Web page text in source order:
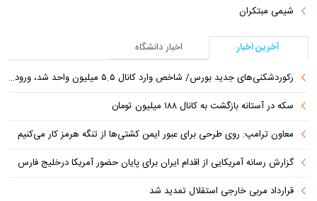
شیمی مبتکران
آخرین اخبار
اخبار دانشگاه
رکوردشکنی‌های جدید بورس/ شاخص وارد کانال ۵.۵ میلیون واحد شد، ورود ۹ همت پول حقیقی
سکه در آستانه بازگشت به کانال ۱۸۸ میلیون تومان
معاون ترامپ: روی طرحی برای عبور ایمن کشتی‌ها از تنگه هرمز کار می‌کنیم
گزارش رسانه آمریکایی از اقدام ایران برای پایان حضور آمریکا درخلیج فارس
قرارداد مربی خارجی استقلال تمدید شد